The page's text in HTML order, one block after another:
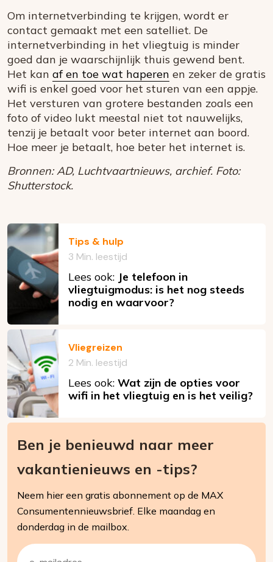
Om internetverbinding te krijgen, wordt er
contact gemaakt met een satelliet. De
internetverbinding in het vliegtuig is minder
goed dan je waarschijnlijk thuis gewend bent.
Het kan af en toe wat haperen en zeker de gratis
wifi is enkel goed voor het sturen van een appje.
Het versturen van grotere bestanden zoals een
foto of video lukt meestal niet tot nauwelijks,
tenzij je betaalt voor beter internet aan boord.
Hoe meer je betaalt, hoe beter het internet is.
Bronnen: AD, Luchtvaartnieuws, archief. Foto:
Shutterstock.
Tips & hulp
3 Min. leestijd
Lees ook: Je telefoon in
vliegtuigmodus: is het nog steeds
nodig en waarvoor?
Vliegreizen
2 Min. leestijd
Lees ook: Wat zijn de opties voor
wifi in het vliegtuig en is het veilig?
Ben je benieuwd naar meer
vakantienieuws en -tips?
Neem hier een gratis abonnement op de MAX
Consumentennieuwsbrief. Elke maandag en
donderdag in de mailbox.
E-